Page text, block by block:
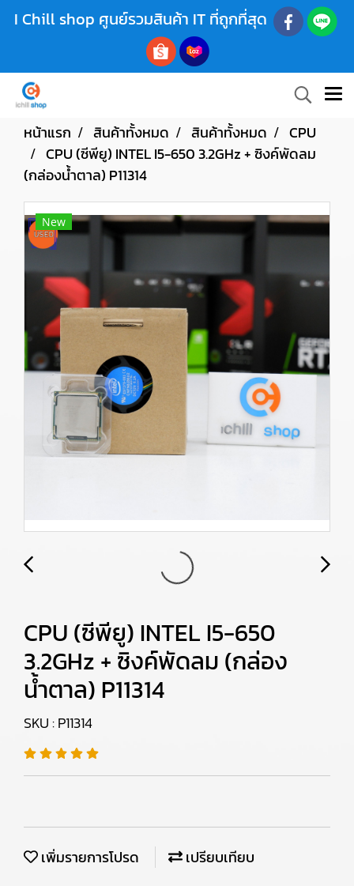
I Chill shop ศูนย์รวมสินค้า IT ที่ถูกที่สุด
หน้าแรก สินค้าทั้งหมด สินค้าทั้งหมด
CPU
CPU (ซีพียู) INTEL I5-650 3.2GHz + ซิงค์พัดลม
(กล่องน้ำตาล) P11314
New
CPU (ซีพียู) INTEL I5-650
3.2GHz + ซิงค์พัดลม (กล่อง
น้ำตาล) P11314
SKU : P11314
เพิ่มรายการโปรด
เปรียบเทียบ